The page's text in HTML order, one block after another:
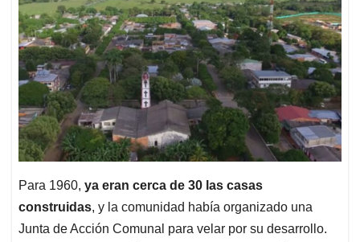
Para 1960, ya eran cerca de 30 las casas
construidas, y la comunidad había organizado una
Junta de Acción Comunal para velar por su desarrollo.